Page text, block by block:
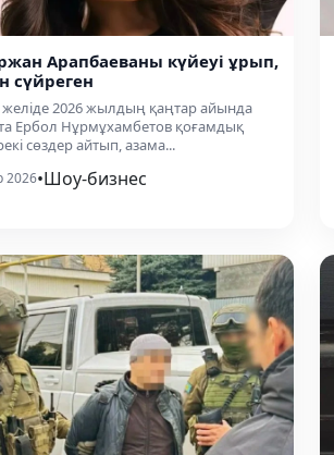
Арапбаеваны күйеуі ұрып,
желіде 2026 жылдың қаңтар айында
Ербол Нұрмұхамбетов қоғамдық
сөздер айтып, азама...
2026•Шоу-бизнес